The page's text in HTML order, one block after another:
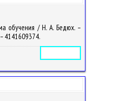
обучения / Н. А. Бедюх. –
4141609374.